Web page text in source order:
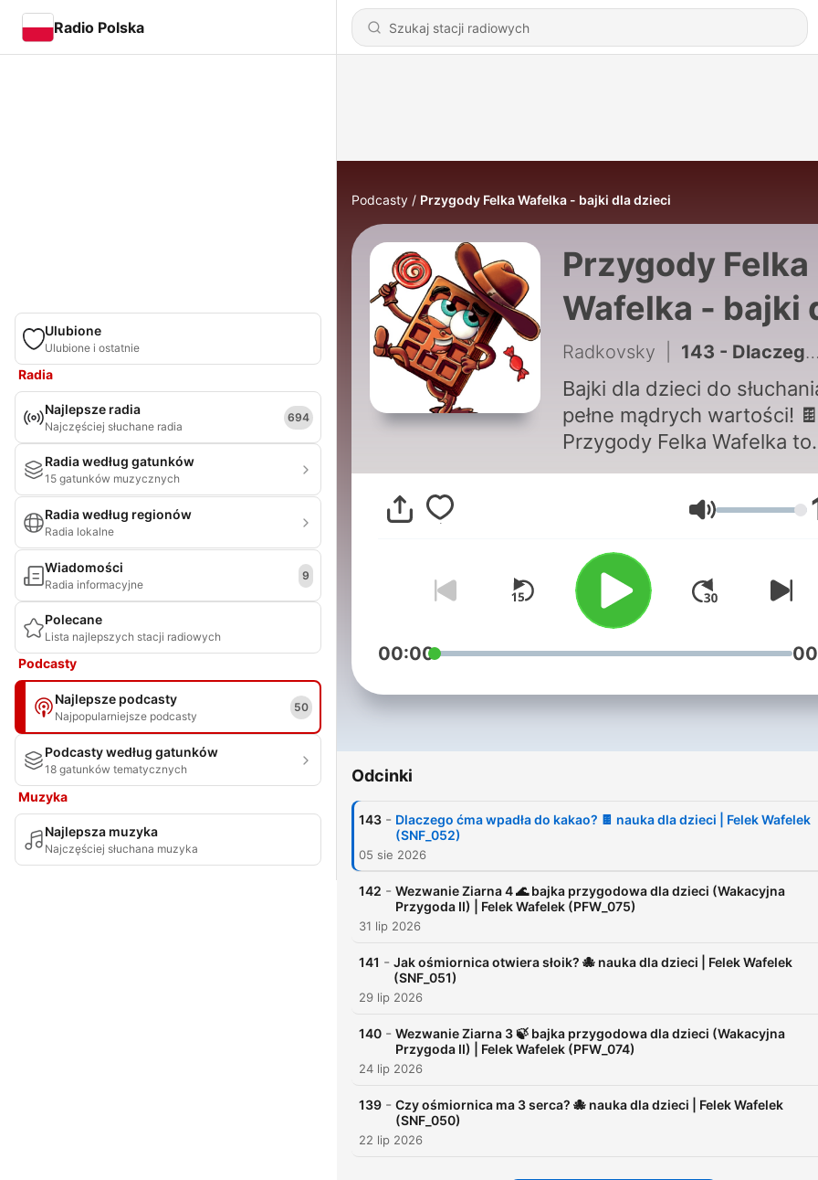
Radio Polska
Ulubione
Ulubione i ostatnie
Radia
Najlepsze radia
Najczęściej słuchane radia
694
Radia według gatunków
15 gatunków muzycznych
Radia według regionów
Radia lokalne
Wiadomości
Radia informacyjne
9
Polecane
Lista najlepszych stacji radiowych
Podcasty
Najlepsze podcasty
Najpopularniejsze podcasty
50
Podcasty według gatunków
18 gatunków tematycznych
Muzyka
Najlepsza muzyka
Najczęściej słuchana muzyka
Podcasty Przygody Felka Wafelka - bajki dla dzieci
Przygody Felka
Wafelka - bajki
dzieci
Radkovsky 143 - Dlaczego ćma wpadła do kakao? 🍫 nauka dla dzieci | Felek Wafelek (SNF_052)
Bajki dla dzieci do
pełne mądrych wartości! 🍫
Przygody Felka Wafelka to
zabawne opowieści o
i odwadze (dla dzieci
Szukasz mądrej bajki na
dobranoc? Felek to idealny
przewodnik po świecie
wyobraźni – od pirackich
statków po latające krainy.
Słuchajcie w aucie i przed
pełnym wrażeń. Czasem to
naszych zagadek! Nowe
– kliknij „Obserwuj”, by nie
ekranu. 📩 Kontakt:
https://
Głośność
00:00
Odcinki
143 - Dlaczego ćma wpadła do kakao? 🍫 nauka dla dzieci | Felek Wafelek
(SNF_052)
05 sie 2026
142 - Wezwanie Ziarna 4 🌊 bajka przygodowa dla dzieci (Wakacyjna
Przygoda II) | Felek Wafelek (PFW_075)
31 lip 2026
141 - Jak ośmiornica otwiera słoik? 🐙 nauka dla dzieci | Felek Wafelek
(SNF_051)
29 lip 2026
140 - Wezwanie Ziarna 3 🍃 bajka przygodowa dla dzieci (Wakacyjna
Przygoda II) | Felek Wafelek (PFW_074)
24 lip 2026
139 - Czy ośmiornica ma 3 serca? 🐙 nauka dla dzieci | Felek Wafelek
(SNF_050)
22 lip 2026